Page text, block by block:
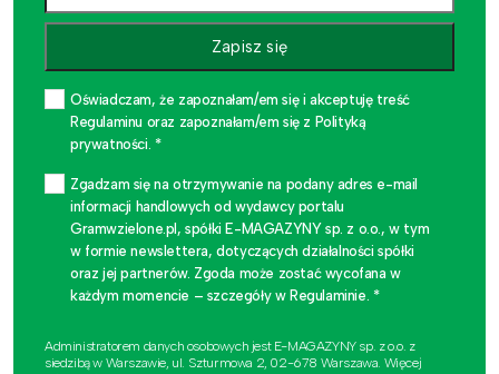
Zapisz się
Oświadczam, że zapoznałam/em się i akceptuję treść
Regulaminu oraz zapoznałam/em się z Polityką
prywatności. *
Zgadzam się na otrzymywanie na podany adres e-mail
informacji handlowych od wydawcy portalu
Gramwzielone.pl, spółki E-MAGAZYNY sp. z o.o., w tym
w formie newslettera, dotyczących działalności spółki
oraz jej partnerów. Zgoda może zostać wycofana w
każdym momencie – szczegóły w Regulaminie. *
Administratorem danych osobowych jest E-MAGAZYNY sp. z o.o. z
siedzibą w Warszawie, ul. Szturmowa 2, 02-678 Warszawa. Więcej